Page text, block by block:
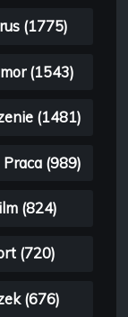
(1775)
(1543)
(1481)
Praca (989)
(824)
(720)
(676)